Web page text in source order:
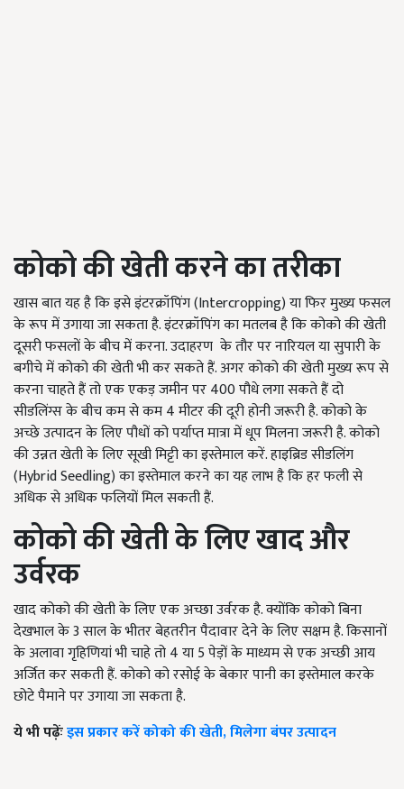
कोको की खेती करने का तरीका
खास बात यह है कि इसे इंटरक्रॉपिंग (Intercropping) या फिर मुख्य फसल
के रूप में उगाया जा सकता है. इंटरक्रॉपिंग का मतलब है कि कोको की खेती
दूसरी फसलों के बीच में करना. उदाहरण के तौर पर नारियल या सुपारी के
बगीचे में कोको की खेती भी कर सकते हैं. अगर कोको की खेती मुख्य रूप से
करना चाहते हैं तो एक एकड़ जमीन पर 400 पौधे लगा सकते हैं दो
सीडलिंग्स के बीच कम से कम 4 मीटर की दूरी होनी जरूरी है. कोको के
अच्छे उत्पादन के लिए पौधों को पर्याप्त मात्रा में धूप मिलना जरूरी है. कोको
की उन्नत खेती के लिए सूखी मिट्टी का इस्तेमाल करें. हाइब्रिड सीडलिंग
(Hybrid Seedling) का इस्तेमाल करने का यह लाभ है कि हर फली से
अधिक से अधिक फलियों मिल सकती हैं.
कोको की खेती के लिएखाद और
उर्वरक
खाद कोको की खेती के लिए एक अच्छा उर्वरक है. क्योंकि कोको बिना
देखभाल के 3 साल के भीतर बेहतरीन पैदावार देने के लिए सक्षम है. किसानों
के अलावा गृहिणियां भी चाहे तो 4 या 5 पेड़ों के माध्यम से एक अच्छी आय
अर्जित कर सकती हैं. कोको को रसोई के बेकार पानी का इस्तेमाल करके
छोटे पैमाने पर उगाया जा सकता है.
ये भी पढ़ेंःइस प्रकार करें कोको की खेती, मिलेगा बंपर उत्पादन